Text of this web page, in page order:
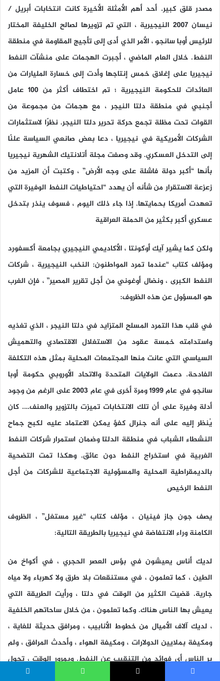
مصدر قلق كبير. أحد أهم الأمثلة الأخيرة كانت انتخابات أبريل /
نيسان 2007 النيجيرية ، التي تم تزويرها لصالح الخليفة المختار
للرئيس أوبا سانجو ، الأمر الذي أدى إلى تأجيج المقاومة في منطقة
النفط. خلال العام الماضي ، أجبرت الهجمات على منشآت النفط
نيجيريا على إغلاق خمس إنتاجها وأدت إلى خسارة المليارات من
العائدات للحكومة النيجيرية ؛ تم اختطاف أكثر من 100 عامل
أجنبي في منطقة دلتا النيجر ، مع هجمات من مجموعة من
القوات تحت مظلة تجمع حركة تحرير دلتا النيجر. نظرًا لاستثمارات
الشركات الأمريكية في نيجيريا ، دعا بعض صانعي السياسة علنًا
إلى التدخل العسكري. وقد وصفت مجلة أتلانتيك الشهرية نيجيريا
بأنها “أكبر دولة فاشلة على وجه الأرض” ، وكتبت أن المزيد من
زعزعة الاستقرار من شأنه أن يهدد “احتياطيات النفط الوفيرة التي
تعهدت أمريكا بحمايتها. إذا جاء ذلك اليوم ، فسوف ينذر بتدخل
عسكري أكبر بكثير من الحملة العراقية
ولكن كما يشير آيك أوكونتا ، الأكاديمي النيجيري بجامعة أكسفورد
ومؤلف كتاب “عندما تمرد المواطنون: النخب النيجيرية ، شركات
النفط الكبرى ، ونضال أوغوني من أجل تقرير المصير” ، فإن الغرب
هو المسؤول عن هذه الظروف:
في قلب هذا التمرد المسلح المتزايد في دلتا النيجر ، الذي تغذيه
واستدامته خمسة عقود من الاستغلال الاقتصادي والتهميش
السياسي التي عانت منها المجتمعات المحلية بمثل هذه التكلفة
الفادحة. دعمت الولايات المتحدة والاتحاد الأوروبي حكومة أوبا
سانجو في عام 1999 ومرة أخرى في عام 2003 على الرغم من وجود
أدلة وفيرة على أن تلك الانتخابات تميزت بالتزوير والعنف…. كان
يُنظر إليه على أنه جنرال كفؤ يمكن الاعتماد عليه لكبح جماح
النشطاء الشباب في منطقة الدلتا وضمان استمرار شركات النفط
الغربية في استخراج النفط دون عائق. وهكذا تمت التضحية
بالديمقراطية المحلية والمسؤولية الاجتماعية للشركات من أجل
النفط الرخيص
يصف جون جاز فينيان ، مؤلف كتاب “غير مستغل” ، الظروف
الكامنة وراء الانتفاضة في نيجيريا بالطريقة التالية:
لديك أناس يعيشون في بؤس العصر الحجري ، في أكواخ من
الطين ، كما تعلمون ، في مستنقعات بلا طرق ولا كهرباء ولا مياه
جارية. قضيت الكثير من الوقت في دلتا ، ورأيت الطريقة التي
يعيش بها الناس هناك. وكما تعلمون ، من خلال ساحاتهم الخلفية
، لديك آلاف الأميال من خطوط الأنابيب ، ومرافق حديثة للغاية ،
ومكيفة بملايين الدولارات ، ومكيفة الهواء ، وأحدث المرافق ، ولم
ير الناس أي فوائد من التنقيب عن النفط. وبمرور الوقت ، تحول
ذلك إلى نوع بغيض من التمرد المسلح ، كما أعتقد أنه لا ينبغي أن